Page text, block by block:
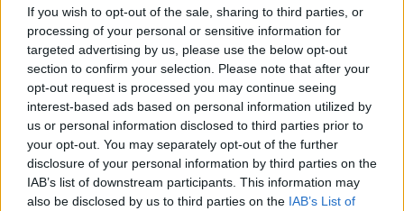
If you wish to opt-out of the sale, sharing to third parties, or
processing of your personal or sensitive information for
targeted advertising by us, please use the below opt-out
section to confirm your selection. Please note that after your
opt-out request is processed you may continue seeing
interest-based ads based on personal information utilized by
us or personal information disclosed to third parties prior to
your opt-out. You may separately opt-out of the further
disclosure of your personal information by third parties on the
IAB’s list of downstream participants. This information may
also be disclosed by us to third parties on the IAB’s List of
Αθήνα
Σκληρές δηλώσεις Ερντογάν με αποδέκτη
των Έλληνα πρωθυπουργό, υποβρύχια στη
Μεσόγειο και συνεχείς παραβιάσεις από
αέρος - Σε επιφυλακή Έβρος και Λιμενικό
για νέα μεταναστευτική κρίση